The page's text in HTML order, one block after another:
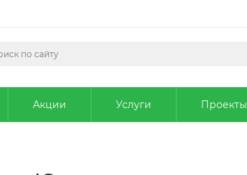
Акции Услуги Проекты